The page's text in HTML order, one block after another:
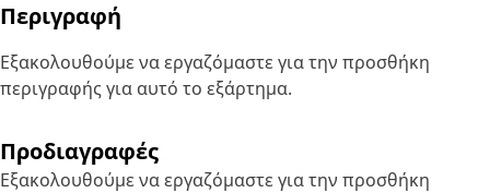
Περιγραφή
Εξακολουθούμε να εργαζόμαστε για την προσθήκη
περιγραφής για αυτό το εξάρτημα.
Προδιαγραφές
Εξακολουθούμε να εργαζόμαστε για την προσθήκη